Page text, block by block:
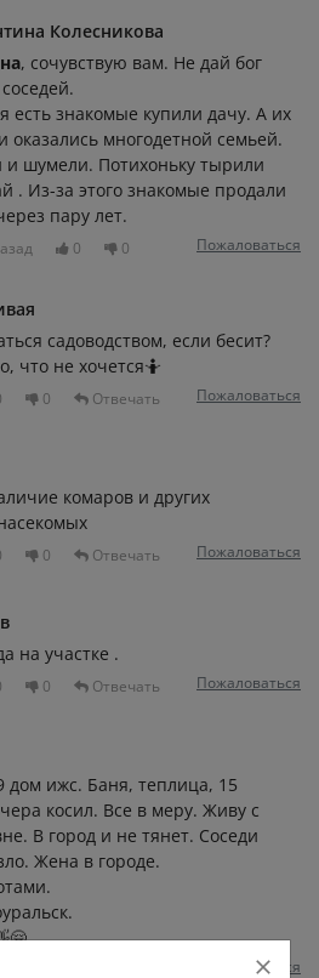
Колесникова
, сочувствую вам. Не дай бог
есть знакомые купили дачу. А их
оказались многодетной семьей.
и шумели. Потихоньку тырили
. Из-за этого знакомые продали
пару лет.
0 0 Пожаловаться
садоводством, если бесит?
что не хочется🤷
0 Отвечать Пожаловаться
комаров и других
0 Отвечать Пожаловаться
на участке .
0 Отвечать Пожаловаться
ижс. Баня, теплица, 15
косил. Все в меру. Живу с
В город и не тянет. Соседи
Жена в городе.
Пожаловаться